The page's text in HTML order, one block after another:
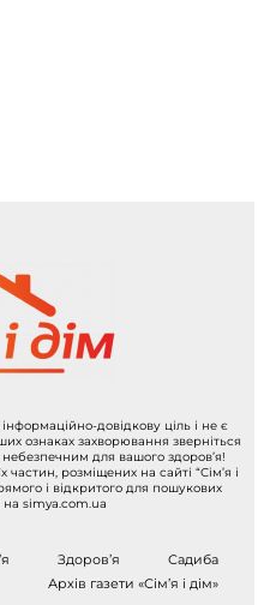
довідкову ціль і не є
ознаках захворювання зверніться
для вашого здоров’я!
розміщених на сайті “Сім’я і
і відкритого для пошукових
simya.com.ua
Здоров’я
Садиба
Архів газети «Сім’я і дім»